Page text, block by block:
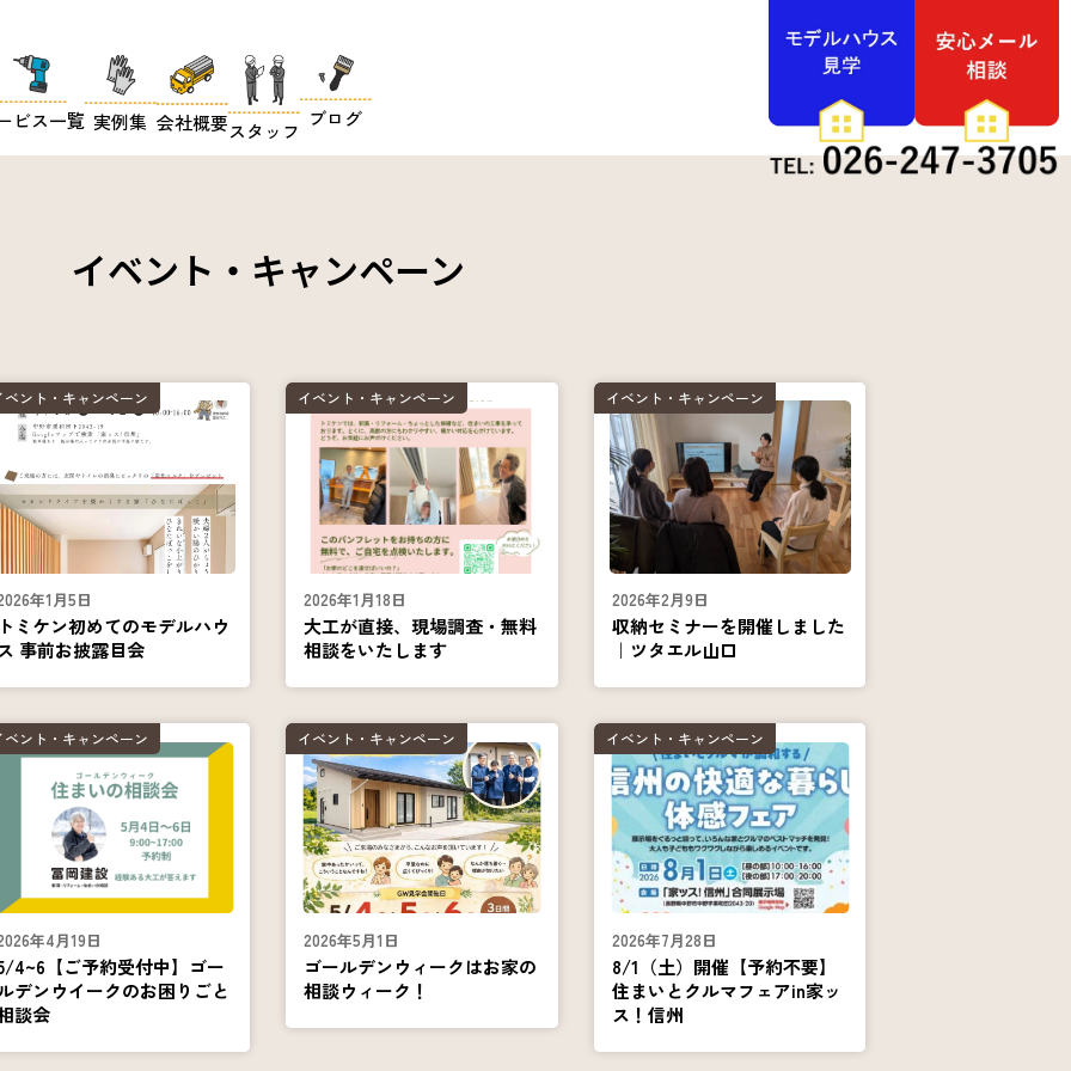
ビス一覧 実例集 会社概要スタッフ
ブログ
イベント・キャンペーン
ベント・キャンペーン
年1月5日
ミケン初めてのモデルハウ
事前お披露目会
イベント・キャンペーン
2026年1月18日
大工が直接、現場調査・無料
相談をいたします
イベント・キャンペーン
2026年2月9日
収納セミナーを開催しました
｜ツタエル山口
ベント・キャンペーン
年4月19日
4~6【ご予約受付中】ゴー
デンウイークのお困りごと
談会
イベント・キャンペーン
2026年5月1日
ゴールデンウィークはお家の
相談ウィーク！
イベント・キャンペーン
2026年7月28日
8/1（土）開催【予約不要】
住まいとクルマフェアin家ッ
ス！信州